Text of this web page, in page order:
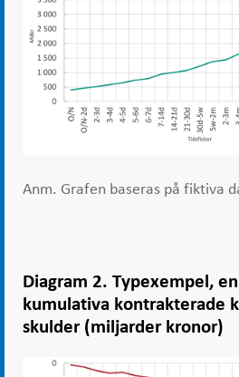
Anm. Grafen baseras på fiktiva
Diagram 2. Typexempel,
kumulativa kontrakterade
skulder (miljarder kronor)